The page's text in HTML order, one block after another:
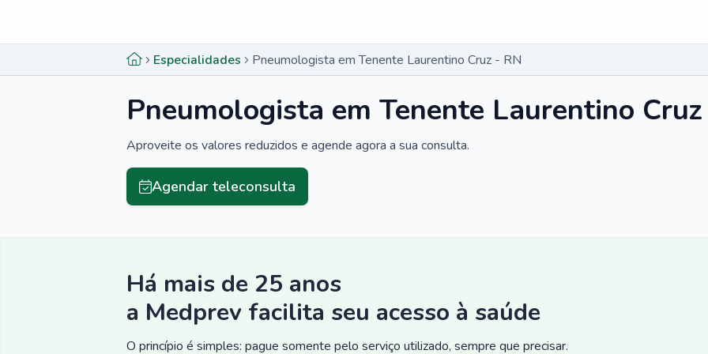
Especialidades Pneumologista em Tenente Laurentino Cruz - RN
Pneumologista em Tenente Laurentino
Aproveite os valores reduzidos e agende agora a sua consulta.
Agendar teleconsulta
Há mais de 25 anos
a Medprev facilita seu acesso à saúde
O princípio é simples: pague somente pelo serviço utilizado, sempre que precisar.